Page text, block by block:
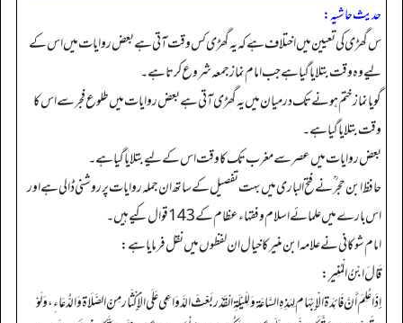
حدیث حاشیہ:
س گھڑی کی تعیین میں اختلاف ہے کہ یہ گھڑی کس وقت آتی ہے بعض روایات میں اس کے
لیے وہ وقت بتلایا گیاہے جب امام نماز جمعہ شروع کر تا ہے۔
گویا نماز ختم ہونے تک درمیان میں یہ گھڑی آتی ہے بعض روایات میں طلوع فجر سے اس کا
وقت بتلایاگیا ہے۔
بعض روایات میں عصر سے مغرب تک کا وقت اس کے لیے بتلایا گیا ہے۔
حافظ ابن حجر ؒ نے فتح الباری میں بہت تفصیل کے ساتھ ان جملہ روایات پر روشنی ڈالی ہے اور
اس بارے میں علمائے اسلام وفقہاء عظام کے143قوال کیے ہیں۔
امام شوکانی نے علامہ ابن منیر کا خیال ان لفظوں میں نقل فرمایا ہے:
قَالَ ابْنُ الْمُنِيرِ:
إذَا عُلِمَ أَنَّ فَائِدَة الْإِبْهَام لِهَذِهِ السَّاعَة وَلِلَيْلَةِ الْقَدْر بَعْثَ الدَّوَاعِي عَلَى الْإِكْثَار مِنْ الصَّلَاة وَالدُّعَاءِ، وَلَوْ